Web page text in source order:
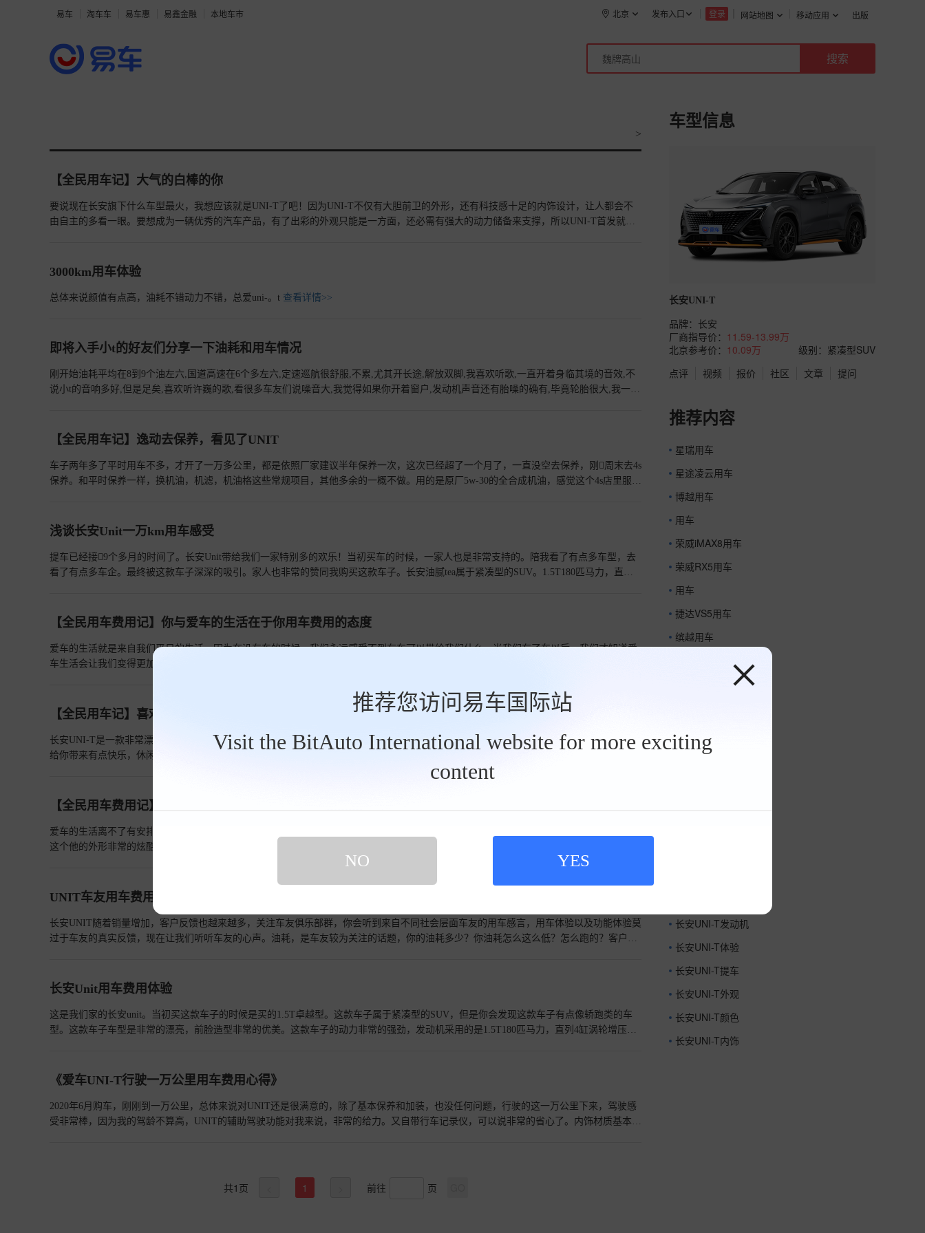
易车 淘车车 易车惠 易鑫金融 本地车市 网站地图 移动应用 出版
登录
发布入口
北京
推荐您访问易车国际站
Visit the BitAuto International website for more exciting
content
NO YES
>
【全民用车记】大气的白棒的你
要说现在长安旗下什么车型最火，我想应该就是UNI-T了吧！因为UNI-T不仅有大胆前卫的外形，还有科技感十足的内饰设计，让人都会不
由自主的多看一眼。要想成为一辆优秀的汽车产品，有了出彩的外观只能是一方面，还必需有强大的动力储备来支撑，所以UNI-T首发就搭
乐趣。随着现在大家对健康的重视，UNI-T还采用了各种环保工艺、更加严苛的健康标准，让它成为了一辆健康的车。这么好的车，当然要
满的修长大灯完美的45度角完美车身线条一览无余熏黑的动感轮毂20寸大脚新颖的拉手弹出开门进入车内首先看到的是科技与运动风的内饰
这短暂介绍，大家也喜欢上了UNI-T吗？欢迎大家来交流哟！
3000km用车体验
总体来说颜值有点高，油耗不错动力不错，总爱uni-。t 查看详情>>
即将入手小t的好友们分享一下油耗和用车情况
刚开始油耗平均在8到9个油左六,国道高速在6个多左六,定速巡航很舒服,不累,尤其开长途,解放双脚,我喜欢听歌,一直开着身临其境的音效,不
说小t的音响多好,但是足矣,喜欢听许巍的歌,看很多车友们说噪音大,我觉得如果你开着窗户,发动机声音还有胎噪的确有,毕竟轮胎很大,我一般
微有一点慢,也不至于很着急用它,从进车门到启动发动机到拉安全带,车机也就差不多好了,不是很慢,从开车到现在没有出现过问题,很省
【全民用车记】逸动去保养，看见了UNIT
车子两年多了平时用车不多，才开了一万多公里，都是依照厂家建议半年保养一次，这次已经超了一个月了，一直没空去保养，刚周末去4s
保养。和平时保养一样，换机油，机滤，机油格这些常规项目，其他多余的一概不做。用的是原厂5w-30的全合成机油，感觉这个4s店里服务
观是我的菜，这个前脸看上去很像一个概念车大灯是在中间，头顶的尾翼造型独特后备箱空间还可以，放平后能当床睡觉侧面看上去很有肌
>>
浅谈长安Unit一万km用车感受
提车已经接9个多月的时间了。长安Unit带给我们一家特别多的欢乐！当初买车的时候，一家人也是非常支持的。陪我看了有点多车型，去
看了有点多车企。最终被这款车子深深的吸引。家人也非常的赞同我购买这款车子。长安油腻tea属于紧凑型的SUV。1.5T180匹马力，直立4
快乐。整个车子的空间更是没得说，副驾驶和主驾驶的位置非常的宽松，而且后排的空间也特别的大，可以容纳三个成年人，完全不是问
有。其实买车子更多的还是看它的安全性能，长安unit带给我的安全性非常的靠谱。长安Unit的造型特别的漂亮。无边框的前脸造型设计特别
的看。这款车子开出去是特别的有面子。这是一款第一眼看上去的就特别心动的车型。LED的日间行车灯像一抹刀锋一样特别的漂亮。整
间非常的宽广。同时后边配备的有单独的空调出风口。整个前排的分布也是特别的漂亮，非常的有序。这款车子配备的是全景天幕。隐藏式
的门把手显得更加的高科技。红黑相间的内饰设计。电动座椅调节是必备。更加细致的按钮调节开关在驾驶位置的前方。同时配备的多功能
【全民用车费用记】你与爱车的生活在于你用车费用的态度
爱车的生活就是来自我们平日的生活，因为在没有车的时候，我们永远感受不到有车可以带给我们什么，当我们有了车以后，我们才知道爱
车生活会让我们变得更加的愉快便捷，这就是爱带给我们的基本要素，其实很多人都希望拥有自己的一辆爱车，那么这辆车是我们生活中的
们享受更的生活，一辆车只是为了让我们的生活提高质量，提高便捷，我们应该多多分享和爱车之间发生的故事，哪怕就是一段自拍，这
代表了你对车的一个态度，今天继续来分享一下和爱车出行的风景自驾。路边的风景更很自然拍出来得车子也很美这运动十足的外边谁看了
车辅助的功能，后方有车反光镜就会点亮车内还有一个摄像头这里设计的还是有点科技元素LED的小灯还是挺亮的后面还有一个阅读灯很方
便后排的空间也不小了这个大旋钮是调节驾驶模式的双水杯支架很实用还可以盖上美观多了隐藏设计不错UNI的尾巴还是怎么看都性感尤其
【全民用车记】喜欢了有你的世界由于更精彩
长安UNI-T是一款非常漂亮的车型，从颜值角度上来说，这款车也算得上一款高颜值的车型，生活中其实有一辆车子还是非常棒的，它可以
给你带来有点快乐，休闲的时候我们可以开着车去郊外，给爱车拍上两张自拍，感觉秀一下自己的爱车也是在修出自己的生活态度，包括和
爱车的故事，我们身边会发生有点多故事，只不过是大家有没有细心的把它记录下来，拍摄下来写成文章，分享出来，这才是最关键的一
太难，只要发自内心的想法就可以了，今天来到郊外分享一下我的伙伴，长安UNI-T一款我非常喜欢的小车。这款车定位也算是SUV的一个
的一个运动效果还是有点吸引目光的后面看起来就更使人着迷了后门的把手也是做了隐藏座椅舒适度还是不错的后面这个袋子有点方便可以
装一些东西这辆车座椅有点有特色后面的阅读灯有点漂亮大天窗的效果有点不错吧扬声器这里的造型有点不习惯还是传统的更看方向盘的
操控非常的轻盈上面扬声器这里设计还是有点看的小车也算是SUV视野自然还不错一看车的美感来自拍摄的用心和态度 查看详情>>
【全民用车费用记】爱车生活离不开它的相伴
爱车的生活离不了有安排他的陪伴，在生活的日子里，我们所有的事物都与爱车息息相关，有车后毕竟生活上也是增加了很多便利，尤其是
这个他的外形非常的炫酷，走到哪里都可以来不少的回头率。这就说明选择了一款非常时尚的车型，这款车确实是颜值很高，让更多的人看
上去都说非常不错，而且设计也很独特，大灯设计在了下面，这个设计也是很特殊的一个设计，她上常的大灯位置是一个日行灯，加上权重
越来越漂亮了，我希望国产车越坐越，做的不光漂亮，而且还很稳定，这个是我们胸科的需求。帅气的车型总是展现出更的魅力45度也是
突出了这款车的运动表现现在不管是年轻人还是中年人都喜欢外形很酷的车型一路上有车的陪伴更加的快乐看看座椅有点电竞座椅的意思这
里是一个装饰的设计上面都是透气孔的设计仪表上有一个模拟的小汽车多功能按键很的省时省力方向盘的LOGO特写一张档把侧面有个按钮
这样的内饰是不是很漂亮侧面更加凸显他的气质还是UNI这款车看起来很的活力性感的尾部是不是很酷一路上有了爱车的陪伴生活更有乐趣
UNIT车友用车费用的心得体验
长安UNIT随着销量增加，客户反馈也越来越多，关注车友俱乐部群，你会听到来自不同社会层面车友的用车感言，用车体验以及功能体验莫
过于车友的真实反馈，现在让我们听听车友的心声。油耗，是车友较为关注的话题，你的油耗多少？你油耗怎么这么低？怎么跑的？客户会
我就不用担心，油门一踩，顿时推背感十足，轻松超越，本来30分钟的车程，只需要20来分钟就能到达，我就喜欢这车的爆发力，还带声
停不好，总掌控不住与路边马路牙子的距离，一不小心就容易磕碰轮胎，UNIT马牌轮胎不便宜，但是侧雷达探测到车侧距离近的话，中控屏
主动呈现车侧影像，辅助停车！这样就不用担心侧方停车的问题了！还有车友议论改装的话题等等，那么如果你是UNIT车友你会说些什么
长安Unit用车费用体验
这是我们家的长安unit。当初买这款车子的时候是买的1.5T卓越型。这款车子属于紧凑型的SUV，但是你会发现这款车子有点像轿跑类的车
型。这款车子车型是非常的漂亮，前脸造型非常的优美。这款车子的动力非常的强劲，发动机采用的是1.5T180匹马力，直列4缸涡轮增压发
的时候，后备箱都被堆得满满的。这款车子的驾驶也非常的轻松，而且方向盘感觉非常的轻，可能是因为这款车子配备的是一个方向盘的电
个备胎，可以让你安心的行驶。长安Unit的前脸造型非常的优美。看上去特别的帅气。而且有着修长的车身，会让你感觉非常的长。最漂亮
的还是他后方的一对尾翼。如果不添加可能你会感觉有点秃，但是添加了以后感觉增加了有点大的美观。圆润的尾部造就了后备箱蛮大的空
《爱车UNI-T行驶一万公里用车费用心得》
2020年6月购车，刚刚到一万公里，总体来说对UNIT还是很满意的，除了基本保养和加装，也没任何问题，行驶的这一万公里下来，驾驶感
受非常棒，因为我的驾龄不算高，UNIT的辅助驾驶功能对我来说，非常的给力。又自带行车记录仪，可以说非常的省心了。内饰材质基本都
怎么用，毕竟远途很少。偶尔手机没电还是很好用的。2020年6月购车，刚刚到一万公里！阳光与爱车，我都爱。哈哈哎呀，该擦车了哈
哈，网络音乐太爽了，每天上下班路上都点“巅峰榜”，很随心。也曾想过改装下后面的灯饰，还是等我看够原厂的再说吧哈哈！除了基本保
共1 页 1 前往 页
车型信息
长安UNI-T
品牌： 长安
厂商指导价： 11.59-13.99万
北京参考价： 10.09万
级别：紧凑型SUV
点评
视频 报价 社区 文章 提问
推荐内容
星瑞用车
星途凌云用车
博越用车
用车
荣威iMAX8用车
荣威RX5用车
用车
捷达VS5用车
缤越用车
沃尔沃XC90用车
最新推荐
长安UNI-T发动机
长安UNI-T体验
长安UNI-T提车
长安UNI-T外观
长安UNI-T颜色
长安UNI-T内饰